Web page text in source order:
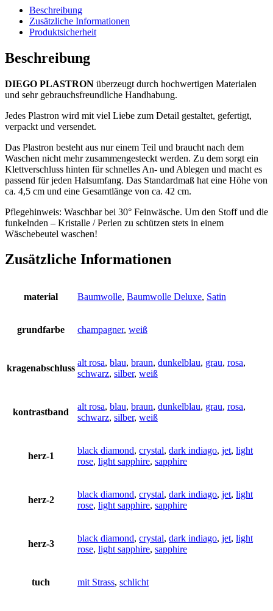
Beschreibung
Zusätzliche Informationen
Produktsicherheit
Beschreibung
DIEGO PLASTRON überzeugt durch hochwertigen Materialen
und sehr gebrauchsfreundliche Handhabung.
Jedes Plastron wird mit viel Liebe zum Detail gestaltet, gefertigt,
verpackt und versendet.
Das Plastron besteht aus nur einem Teil und braucht nach dem
Waschen nicht mehr zusammengesteckt werden. Zu dem sorgt ein
Klettverschluss hinten für schnelles An- und Ablegen und macht es
passend für jeden Halsumfang. Das Standardmaß hat eine Höhe von
ca. 4,5 cm und eine Gesamtlänge von ca. 42 cm.
Pflegehinweis: Waschbar bei 30° Feinwäsche. Um den Stoff und die
funkelnden – Kristalle / Perlen zu schützen stets in einem
Wäschebeutel waschen!
Zusätzliche Informationen
material Baumwolle, Baumwolle Deluxe, Satin
grundfarbe champagner, weiß
kragenabschluss
alt rosa, blau, braun, dunkelblau, grau, rosa,
schwarz, silber, weiß
kontrastband
alt rosa, blau, braun, dunkelblau, grau, rosa,
schwarz, silber, weiß
herz-1
black diamond, crystal, dark indiago, jet, light
rose, light sapphire, sapphire
herz-2
black diamond, crystal, dark indiago, jet, light
rose, light sapphire, sapphire
herz-3
black diamond, crystal, dark indiago, jet, light
rose, light sapphire, sapphire
tuch mit Strass, schlicht